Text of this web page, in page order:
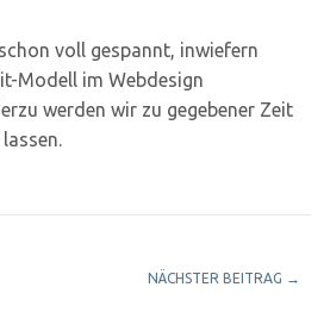
voll gespannt, inwiefern
Modell im Webdesign
werden wir zu gegebener Zeit
NÄCHSTER BEITRAG →